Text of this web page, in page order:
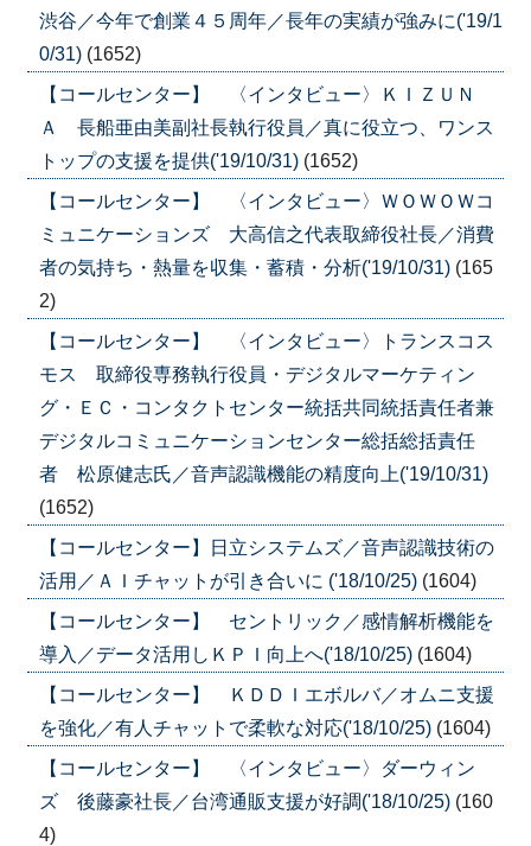
渋谷／今年で創業４５周年／長年の実績が強みに('19/1
0/31) (1652)
【コールセンター】 〈インタビュー〉ＫＩＺＵＮ
Ａ 長船亜由美副社長執行役員／真に役立つ、ワンス
トップの支援を提供('19/10/31) (1652)
【コールセンター】 〈インタビュー〉ＷＯＷＯＷコ
ミュニケーションズ 大高信之代表取締役社長／消費
者の気持ち・熱量を収集・蓄積・分析('19/10/31) (165
2)
【コールセンター】 〈インタビュー〉トランスコス
モス 取締役専務執行役員・デジタルマーケティン
グ・ＥＣ・コンタクトセンター統括共同統括責任者兼
デジタルコミュニケーションセンター総括総括責任
者 松原健志氏／音声認識機能の精度向上('19/10/31)
(1652)
【コールセンター】日立システムズ／音声認識技術の
活用／ＡＩチャットが引き合いに ('18/10/25) (1604)
【コールセンター】 セントリック／感情解析機能を
導入／データ活用しＫＰＩ向上へ('18/10/25) (1604)
【コールセンター】 ＫＤＤＩエボルバ／オムニ支援
を強化／有人チャットで柔軟な対応('18/10/25) (1604)
【コールセンター】 〈インタビュー〉ダーウィン
ズ 後藤豪社長／台湾通販支援が好調('18/10/25) (160
4)